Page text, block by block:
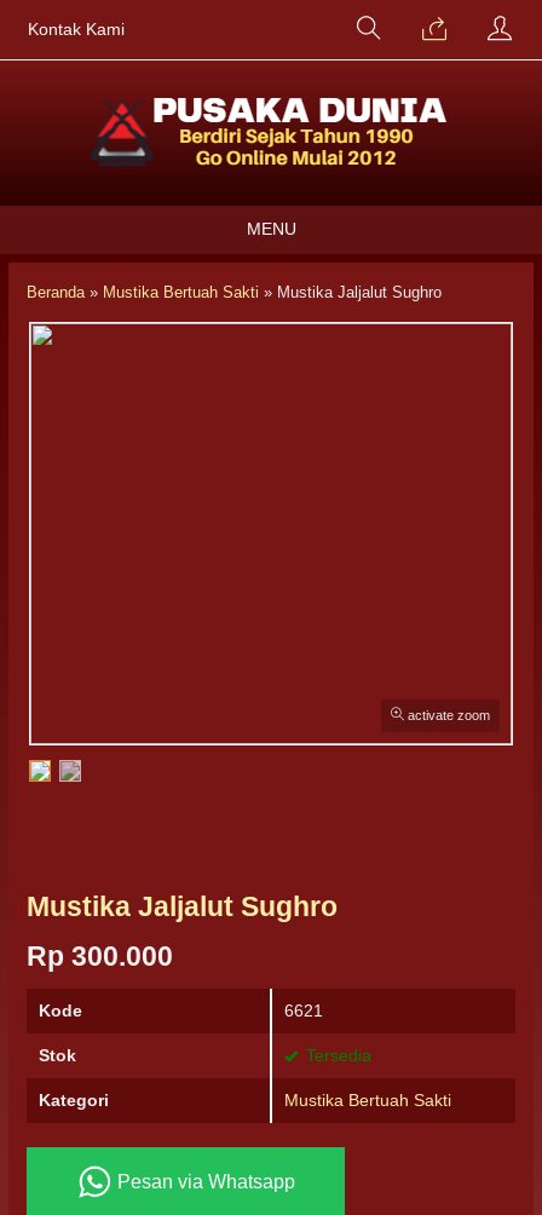
Kontak Kami
MENU
Beranda» Mustika Bertuah Sakti » Mustika Jaljalut Sughro
activate zoom
Mustika Jaljalut Sughro
Rp 300.000
Kode 6621
Stok Tersedia
Kategori Mustika Bertuah Sakti
Pesan via Whatsapp